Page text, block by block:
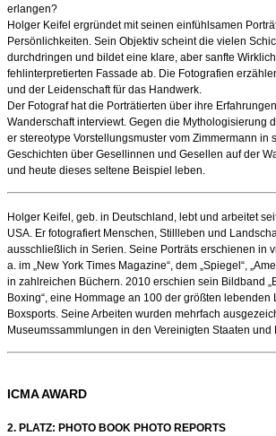
erlangen?
Holger Keifel ergründet mit seinen einfühlsamen
Persönlichkeiten. Sein Objektiv scheint die vielen
durchdringen und bildet eine klare, aber sanfte
fehlinterpretierten Fassade ab. Die Fotografien
und der Leidenschaft für das Handwerk.
Der Fotograf hat die Porträtierten über ihre
Wanderschaft interviewt. Gegen die Mythologisierung
er stereotype Vorstellungsmuster vom Zimmermann in
Geschichten über Gesellinnen und Gesellen auf der
und heute dieses seltene Beispiel leben.
Holger Keifel, geb. in Deutschland, lebt und arbeitet
USA. Er fotografiert Menschen, Stillleben und
ausschließlich in Serien. Seine Porträts erschienen in
a. im „New York Times Magazine“, dem „Spiegel“,
in zahlreichen Büchern. 2010 erschien sein Bildband
Boxing“, eine Hommage an 100 der größten lebenden
Boxsports. Seine Arbeiten wurden mehrfach
Museumssammlungen in den Vereinigten Staaten und
ICMA AWARD
2. PLATZ: PHOTO BOOK PHOTO REPORTS